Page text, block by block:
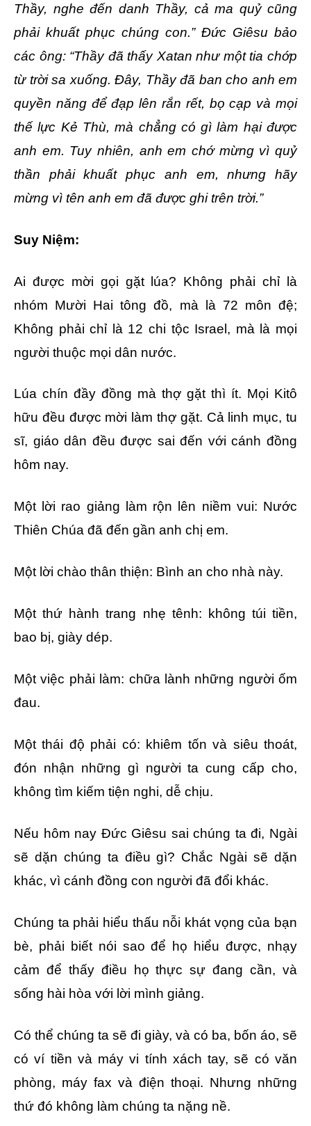
Thầy, nghe đến danh Thầy, cả ma quỷ cũng
phải khuất phục chúng con.” Ðức Giêsu bảo
các ông: “Thầy đã thấy Xatan như một tia chớp
từ trời sa xuống. Ðây, Thầy đã ban cho anh em
quyền năng để đạp lên rắn rết, bọ cạp và mọi
thế lực Kẻ Thù, mà chẳng có gì làm hại được
anh em. Tuy nhiên, anh em chớ mừng vì quỷ
thần phải khuất phục anh em, nhưng hãy
mừng vì tên anh em đã được ghi trên trời.”
Suy Niệm:
Ai được mời gọi gặt lúa? Không phải chỉ là
nhóm Mười Hai tông đồ, mà là 72 môn đệ;
Không phải chỉ là 12 chi tộc Israel, mà là mọi
người thuộc mọi dân nước.
Lúa chín đầy đồng mà thợ gặt thì ít. Mọi Kitô
hữu đều được mời làm thợ gặt. Cả linh mục, tu
sĩ, giáo dân đều được sai đến với cánh đồng
hôm nay.
Một lời rao giảng làm rộn lên niềm vui: Nước
Thiên Chúa đã đến gần anh chị em.
Một lời chào thân thiện: Bình an cho nhà này.
Một thứ hành trang nhẹ tênh: không túi tiền,
bao bị, giày dép.
Một việc phải làm: chữa lành những người ốm
đau.
Một thái độ phải có: khiêm tốn và siêu thoát,
đón nhận những gì người ta cung cấp cho,
không tìm kiếm tiện nghi, dễ chịu.
Nếu hôm nay Đức Giêsu sai chúng ta đi, Ngài
sẽ dặn chúng ta điều gì? Chắc Ngài sẽ dặn
khác, vì cánh đồng con người đã đổi khác.
Chúng ta phải hiểu thấu nỗi khát vọng của bạn
bè, phải biết nói sao để họ hiểu được, nhạy
cảm để thấy điều họ thực sự đang cần, và
sống hài hòa với lời mình giảng.
Có thể chúng ta sẽ đi giày, và có ba, bốn áo, sẽ
có ví tiền và máy vi tính xách tay, sẽ có văn
phòng, máy fax và điện thoại. Nhưng những
thứ đó không làm chúng ta nặng nề.